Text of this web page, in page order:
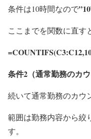
条件は10時間なので
ここまでを関数に直す
=COUNTIFS(C3:C12,
条件2（通常勤務のカウ
続いて通常勤務のカウ
範囲は勤務内容から絞
す。